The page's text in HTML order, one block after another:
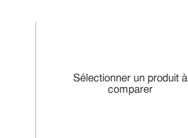
Sélectionner un produit à
comparer